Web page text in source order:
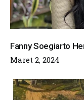
Fanny Soegiarto
Maret 2, 2024